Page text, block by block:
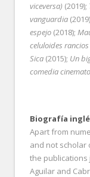
viceversa) (2019);
vanguardia
espejo (2018);
celuloides
Sica (2015); Un
comedia
Biografía
Apart from
and not
the publications
Aguilar and